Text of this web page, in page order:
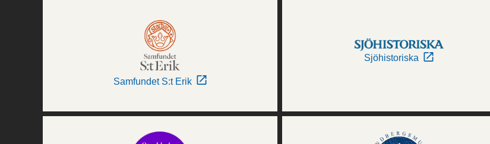
Samfundet S:t Erik
Sjöhistoriska